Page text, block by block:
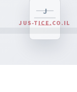
J
JUS-TICE.CO.IL